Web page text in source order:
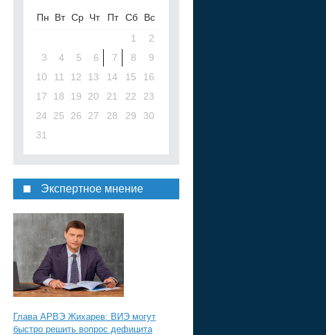
Пн Вт Ср Чт Пт Сб
Вс
1
2
3
4 5 6 7 8
9
10
11 12 13 14 15
16
17
18 19 20 21 22
23
24
25 26 27 28 29
30
31
Экспертное мнение
Глава АРВЭ Жихарев: ВИЭ могут
быстро решить вопрос дефицита